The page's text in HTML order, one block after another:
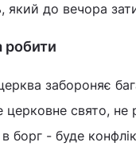
який до вечора
робити
забороняє
церковне свято,
борг - буде